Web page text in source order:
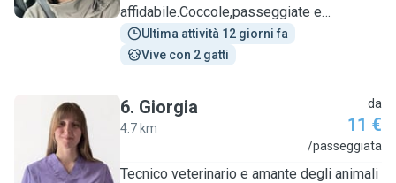
affidabile.Coccole,passeggiate e
attenzioni
Ultima attività 12 giorni fa
Vive con 2 gatti
G
6. Giorgia
4.7 km
da
11 €
/passeggiata
Tecnico veterinario e amante degli animali